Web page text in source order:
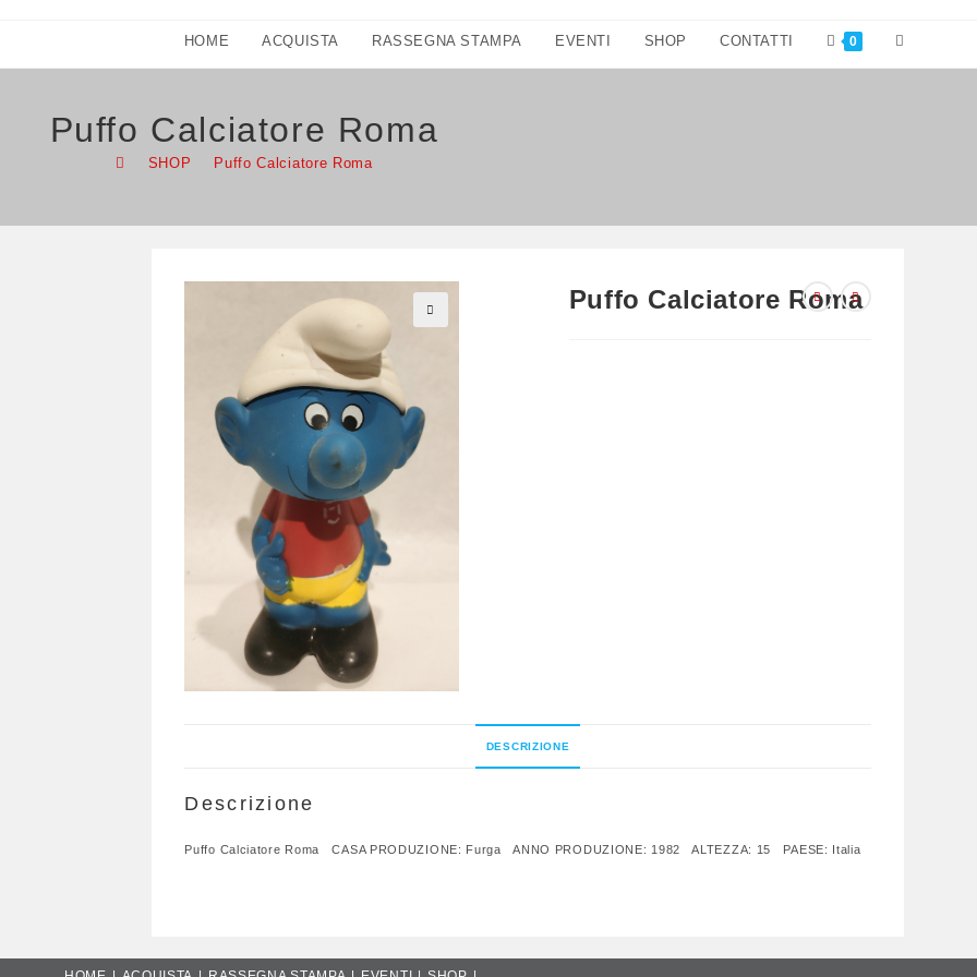
HOME ACQUISTA RASSEGNA STAMPA EVENTI SHOP CONTATTI 0 Attiva/
Puffo Calciatore Roma
SHOP Puffo Calciatore Roma
Puffo Calciatore Roma
DESCRIZIONE
Descrizione
Puffo Calciatore Roma CASA PRODUZIONE: Furga ANNO PRODUZIONE: 1982 ALTEZZA: 15 PAESE: Italia